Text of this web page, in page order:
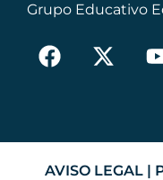
Grupo Educativo
AVISO LEGAL |